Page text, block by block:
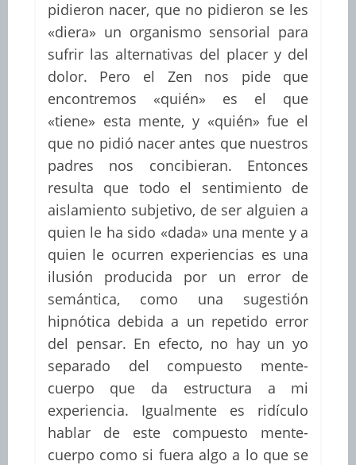
pidieron nacer, que no pidieron se les
«diera» un organismo sensorial para
sufrir las alternativas del placer y del
dolor. Pero el Zen nos pide que
encontremos «quién» es el que
«tiene» esta mente, y «quién» fue el
que no pidió nacer antes que nuestros
padres nos concibieran. Entonces
resulta que todo el sentimiento de
aislamiento subjetivo, de ser alguien a
quien le ha sido «dada» una mente y a
quien le ocurren experiencias es una
ilusión producida por un error de
semántica, como una sugestión
hipnótica debida a un repetido error
del pensar. En efecto, no hay un yo
separado del compuesto mente-
cuerpo que da estructura a mi
experiencia. Igualmente es ridículo
hablar de este compuesto mente-
cuerpo como si fuera algo a lo que se